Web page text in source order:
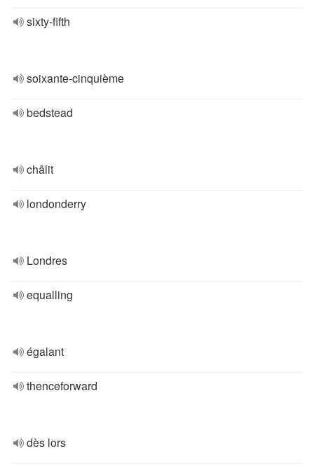
sixty-fifth
soixante-cinquième
bedstead
châlit
londonderry
Londres
equalling
égalant
thenceforward
dès lors